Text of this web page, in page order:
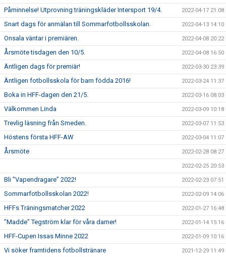
Påminnelse! Utprovning träningskläder Intersport 19/4. 2022-04-17 21:08
Snart dags för anmälan till Sommarfotbollsskolan. 2022-04-13 14:10
Onsala väntar i premiären. 2022-04-08 20:22
Årsmöte tisdagen den 10/5. 2022-04-08 16:50
Äntligen dags för premiär! 2022-03-30 23:39
Äntligen fotbollsskola för barn födda 2016! 2022-03-24 11:37
Boka in HFF-dagen den 21/5. 2022-03-16 08:03
Välkommen Linda 2022-03-09 10:18
Trevlig läsning från Smeden. 2022-03-07 11:53
Höstens första HFF-AW 2022-03-04 11:07
Årsmöte 2022-02-28 08:27
2022-02-25 20:53
Bli ”Vapendragare” 2022! 2022-02-23 07:51
Sommarfotbollsskolan 2022! 2022-02-09 14:06
HFFs Träningsmatcher 2022 2022-01-27 16:48
”Madde” Tegström klar för våra damer! 2022-01-14 15:16
HFF-Cupen Issas Minne 2022 2022-01-09 10:16
Vi söker framtidens fotbollstränare 2021-12-29 11:49